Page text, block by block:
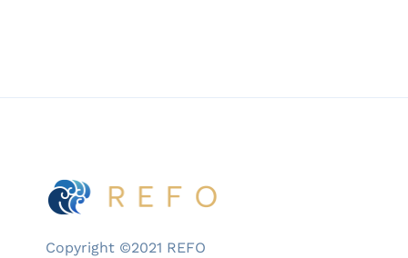
Copyright ©2021 REFO